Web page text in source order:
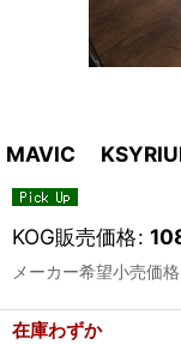
MAVIC
KOG販売価格:
メーカー希望小売価格
在庫わずか